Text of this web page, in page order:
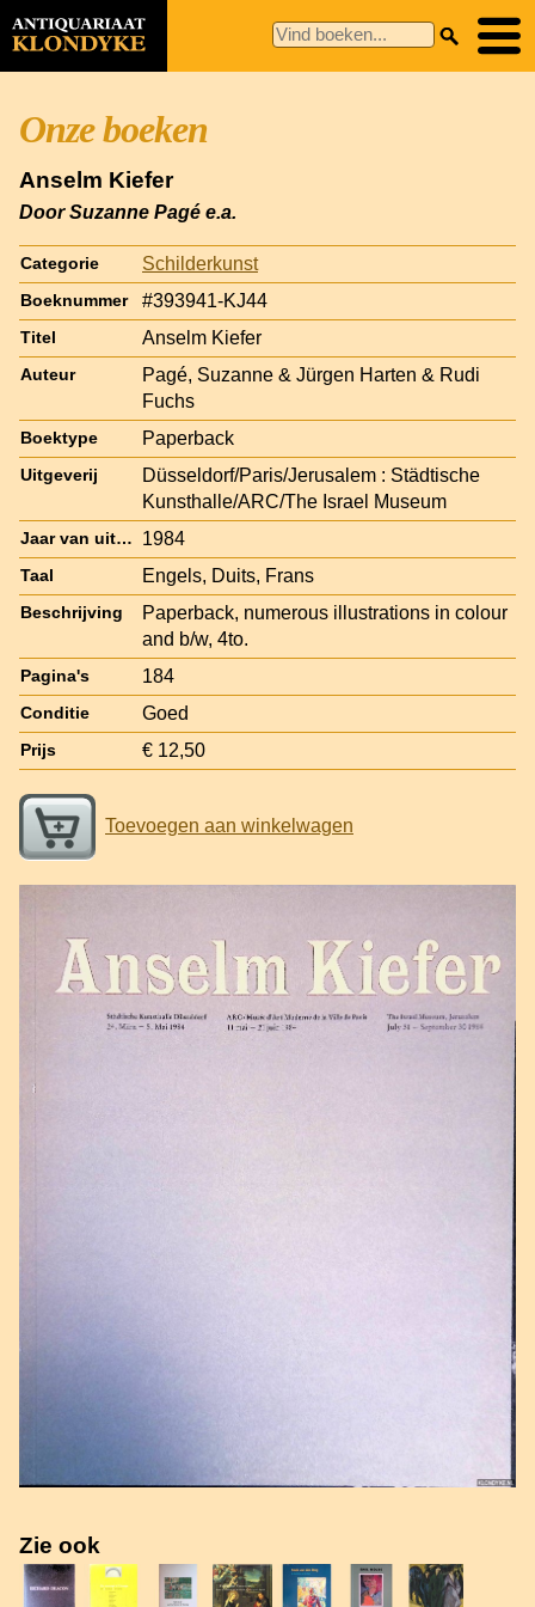
Onze boeken
Anselm Kiefer
Door Suzanne Pagé e.a.
Categorie Schilderkunst
Boeknummer #393941-KJ44
Titel Anselm Kiefer
Auteur
Pagé, Suzanne & Jürgen Harten & Rudi
Fuchs
Boektype Paperback
Uitgeverij
Düsseldorf/Paris/Jerusalem : Städtische
Kunsthalle/ARC/The Israel Museum
Jaar van uitgave 1984
Taal Engels, Duits, Frans
Beschrijving
Paperback, numerous illustrations in colour
and b/w, 4to.
Pagina's 184
Conditie Goed
Prijs € 12,50
Toevoegen aan winkelwagen
Zie ook